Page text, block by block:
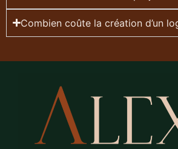
Combien coûte la création d’un